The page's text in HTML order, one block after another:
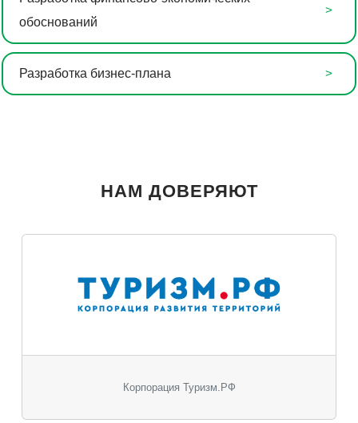
обоснований
Разработка бизнес-плана
НАМ ДОВЕРЯЮТ
Корпорация Туризм.РФ